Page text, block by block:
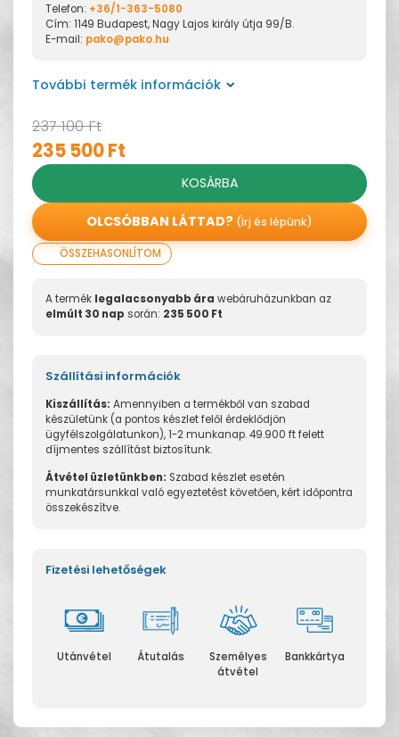
Telefon: +36/1-363-5080
Cím: 1149 Budapest, Nagy Lajos király útja 99/B.
E-mail: pako@pako.hu
További termék információk
237 100 Ft
235 500 Ft
KOSÁRBA
OLCSÓBBAN LÁTTAD? (írj és lépünk)
ÖSSZEHASONLÍTOM
A termék legalacsonyabb ára webáruházunkban az
elmúlt 30 nap során: 235 500 Ft
Szállítási információk
Kiszállítás: Amennyiben a termékből van szabad
készületünk (a pontos készlet felől érdeklődjön
ügyfélszolgálatunkon), 1-2 munkanap. 49.900 ft felett
díjmentes szállítást biztosítunk.
Átvétel üzletünkben: Szabad készlet esetén
munkatársunkkal való egyeztetést követően, kért időpontra
összekészítve.
Fizetési lehetőségek
Utánvétel Átutalás
Személyes
átvétel
Bankkártya